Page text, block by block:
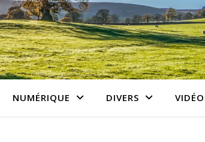
NUMÉRIQUE DIVERS